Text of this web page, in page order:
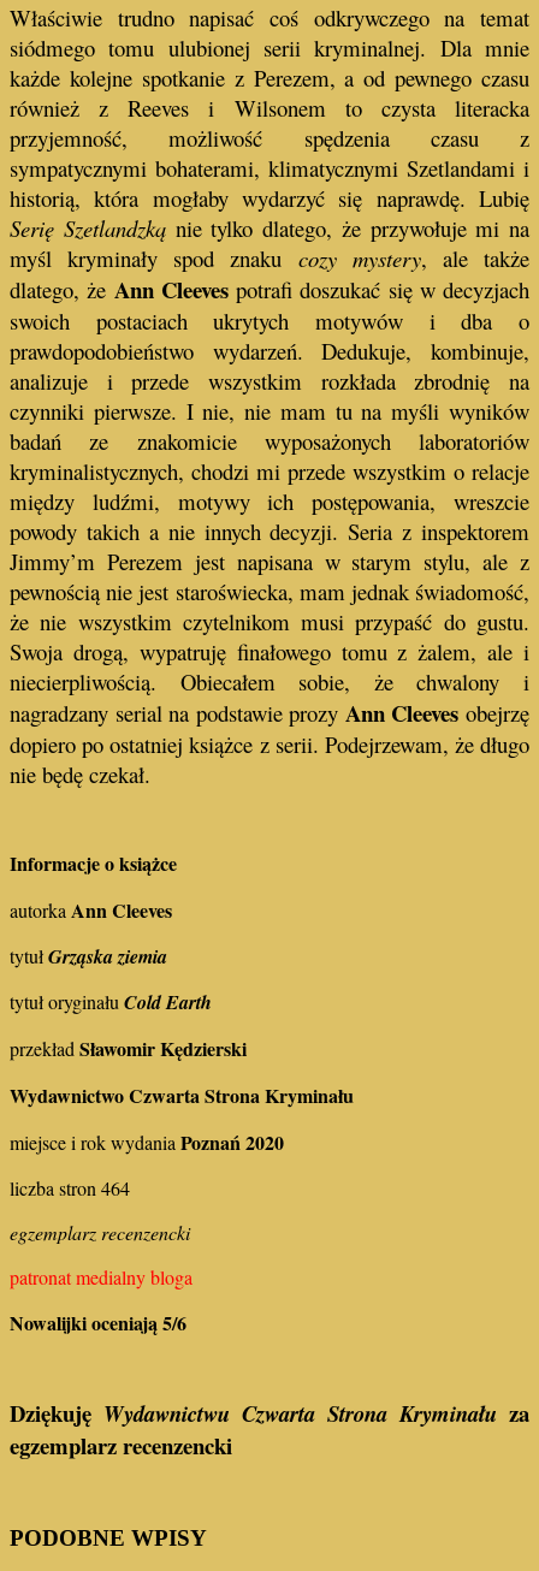
Właściwie trudno napisać coś odkrywczego na temat
siódmego tomu ulubionej serii kryminalnej. Dla mnie
każde kolejne spotkanie z Perezem, a od pewnego czasu
również z Reeves i Wilsonem to czysta literacka
przyjemność, możliwość spędzenia czasu z
sympatycznymi bohaterami, klimatycznymi Szetlandami i
historią, która mogłaby wydarzyć się naprawdę. Lubię
Serię Szetlandzkąnie tylko dlatego, że przywołuje mi na
myśl kryminały spod znaku cozy mystery, ale także
dlatego, że Ann Cleevespotrafi doszukać się w decyzjach
swoich postaciach ukrytych motywów i dba o
prawdopodobieństwo wydarzeń. Dedukuje, kombinuje,
analizuje i przede wszystkim rozkłada zbrodnię na
czynniki pierwsze. I nie, nie mam tu na myśli wyników
badań ze znakomicie wyposażonych laboratoriów
kryminalistycznych, chodzi mi przede wszystkim o relacje
między ludźmi, motywy ich postępowania, wreszcie
powody takich a nie innych decyzji. Seria z inspektorem
Jimmy’m Perezem jest napisana w starym stylu, ale z
pewnością nie jest staroświecka, mam jednak świadomość,
że nie wszystkim czytelnikom musi przypaść do gustu.
Swoja drogą, wypatruję finałowego tomu z żalem, ale i
niecierpliwością. Obiecałem sobie, że chwalony i
nagradzany serial na podstawie prozy Ann Cleeves obejrzę
dopiero po ostatniej książce z serii. Podejrzewam, że długo
nie będę czekał.
Informacje o książce
autorka Ann Cleeves
tytułGrząska ziemia
tytuł oryginału Cold Earth
przekład Sławomir Kędzierski
Wydawnictwo Czwarta Strona Kryminału
miejsce i rok wydania Poznań 2020
liczba stron 464
egzemplarz recenzencki
patronat medialny bloga
Nowalijki oceniają 5/6
Dziękuję Wydawnictwu Czwarta Strona Kryminału za
egzemplarz recenzencki
PODOBNE WPISY